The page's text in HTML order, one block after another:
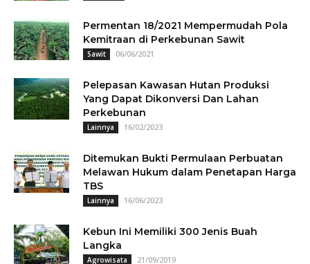
Permentan 18/2021 Mempermudah Pola
Kemitraan di Perkebunan Sawit
Sawit 06/06/2021
Pelepasan Kawasan Hutan Produksi
Yang Dapat Dikonversi Dan Lahan
Perkebunan
Lainnya 16/02/2023
Ditemukan Bukti Permulaan Perbuatan
Melawan Hukum dalam Penetapan Harga
TBS
Lainnya 16/06/2023
Kebun Ini Memiliki 300 Jenis Buah
Langka
Agrowisata 21/09/2019